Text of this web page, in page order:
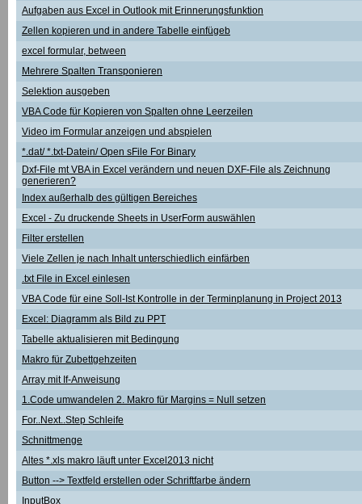
Aufgaben aus Excel in Outlook mit Erinnerungsfunktion
Zellen kopieren und in andere Tabelle einfügeb
excel formular, between
Mehrere Spalten Transponieren
Selektion ausgeben
VBA Code für Kopieren von Spalten ohne Leerzeilen
Video im Formular anzeigen und abspielen
*.dat/ *.txt-Datein/ Open sFile For Binary
Dxf-File mt VBA in Excel verändern und neuen DXF-File als Zeichnung
generieren?
Index außerhalb des gültigen Bereiches
Excel - Zu druckende Sheets in UserForm auswählen
Filter erstellen
Viele Zellen je nach Inhalt unterschiedlich einfärben
.txt File in Excel einlesen
VBA Code für eine Soll-Ist Kontrolle in der Terminplanung in Project 2013
Excel: Diagramm als Bild zu PPT
Tabelle aktualisieren mit Bedingung
Makro für Zubettgehzeiten
Array mit If-Anweisung
1.Code umwandelen 2. Makro für Margins = Null setzen
For..Next..Step Schleife
Schnittmenge
Altes *.xls makro läuft unter Excel2013 nicht
Button --> Textfeld erstellen oder Schriftfarbe ändern
InputBox